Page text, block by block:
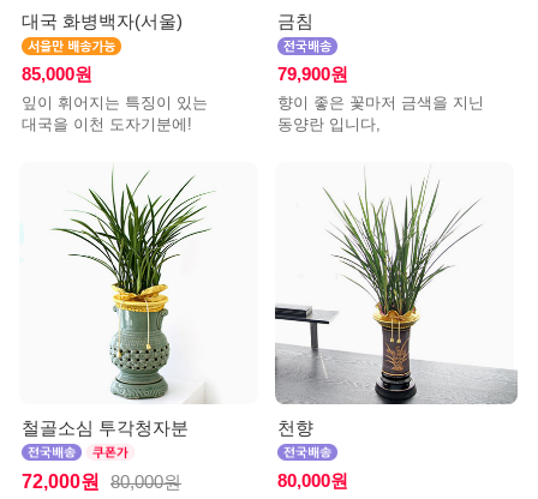
대국 화병백자(서울)
85,000원
잎이 휘어지는 특징이 있는
대국을 이천 도자기분에!
금침
79,900원
향이 좋은 꽃마저 금색을 지닌
동양란 입니다,
철골소심 투각청자분
72,000원 80,000원
천향
80,000원